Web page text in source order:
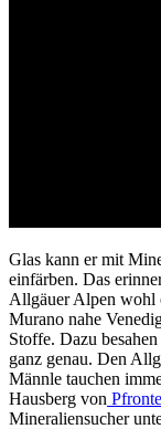
Glas kann er mit
einfärben. Das
Allgäuer Alpen wohl
Murano nahe
Stoffe. Dazu
ganz genau. Den
Männle tauchen
Hausberg von
Mineraliensucher